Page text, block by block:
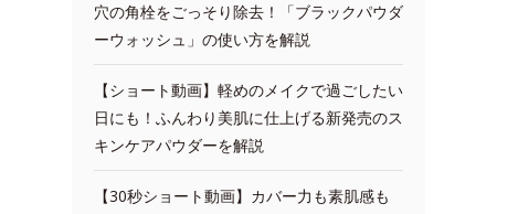
穴の角栓をごっそり除去！「ブラックパウダ
ーウォッシュ」の使い方を解説
【ショート動画】軽めのメイクで過ごしたい
日にも！ふんわり美肌に仕上げる新発売のス
キンケアパウダーを解説
【30秒ショート動画】カバー力も素肌感も